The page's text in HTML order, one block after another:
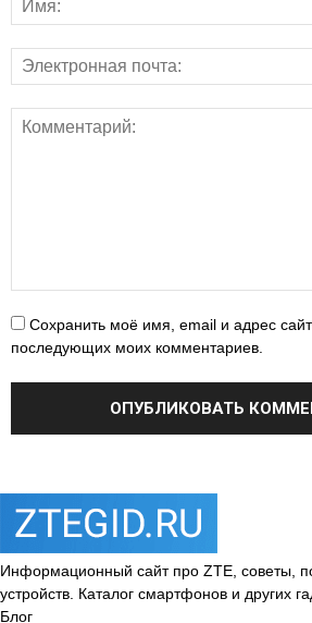
Сохранить моё имя, email и адрес
последующих моих комментариев.
Информационный сайт про ZTE, советы,
устройств. Каталог смартфонов и других
Блог